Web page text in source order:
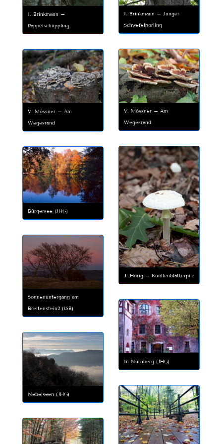
I. Brinkmann – Junger
Schwefelporling
I. Brinkmann –
Pappelschüppling
V. Mössner – Am
Wegesrand
V. Mössner – Am
Wegesrand
J. Hörig – Knollenblätterpilz
Bürgersee (JHG)
Sonnenuntergang am
Breitenstein2 (ISB)
In Nürnberg (JHG)
Nebelseen (JHG)